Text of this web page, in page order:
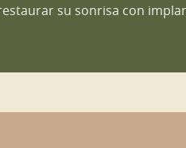
su sonrisa con